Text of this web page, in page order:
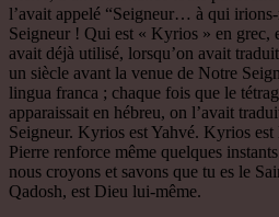
l’avait appelé “Seigneur… à qui
Seigneur ! Qui est « Kyrios » en grec,
avait déjà utilisé, lorsqu’on avait
un siècle avant la venue de Notre
lingua franca ; chaque fois que le
apparaissait en hébreu, on l’avait
Seigneur. Kyrios est Yahvé. Kyrios
Pierre renforce même quelques
nous croyons et savons que tu es le
Qadosh, est Dieu lui-même.